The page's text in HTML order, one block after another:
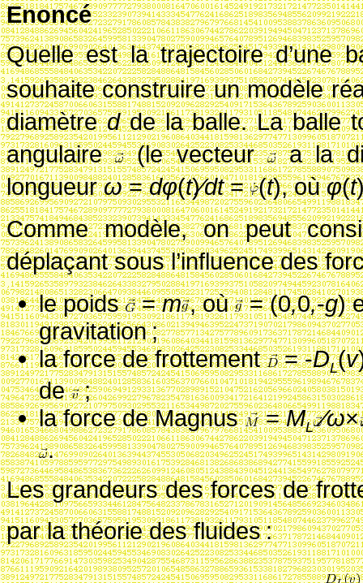
Enoncé
Quelle est la trajectoire d’une
souhaite construire un modèle
diamètredde la balle. La balle
angulaire (le vecteur a la
longueurω=dφ(t)∕dt= (t), oùφ(t
Comme modèle, on peut
déplaçant sous l’influence des
le poids
=m , où = (0,0,-g)
gravitation ;
la force de frottement
=-DL(v
de ;
la force de Magnus
=ML ∕ω×
.
Les grandeurs des forces de
par la théorie des fluides: